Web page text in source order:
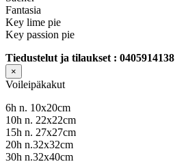
Fantasia
Key lime pie
Key passion pie
Tiedustelut ja tilaukset : 0405914138
×
Voileipäkakut
6h n. 10x20cm
10h n. 22x22cm
15h n. 27x27cm
20h n.32x32cm
30h n.32x40cm